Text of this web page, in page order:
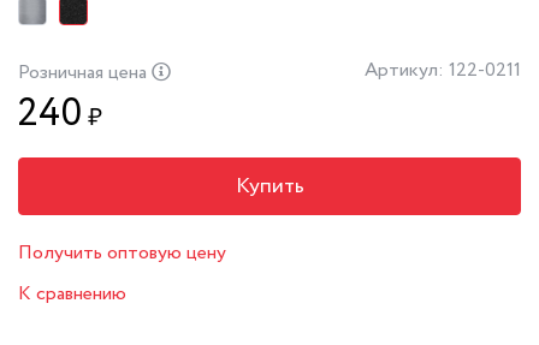
Розничная цена
240 ₽
Артикул: 122-0211
Купить
Получить оптовую цену
К сравнению